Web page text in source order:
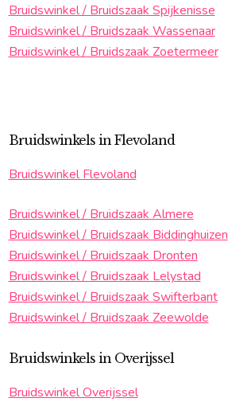
Bruidswinkel / Bruidszaak Spijkenisse
Bruidswinkel / Bruidszaak Wassenaar
Bruidswinkel / Bruidszaak Zoetermeer
Bruidswinkels in Flevoland
Bruidswinkel Flevoland
Bruidswinkel / Bruidszaak Almere
Bruidswinkel / Bruidszaak Biddinghuizen
Bruidswinkel / Bruidszaak Dronten
Bruidswinkel / Bruidszaak Lelystad
Bruidswinkel / Bruidszaak Swifterbant
Bruidswinkel / Bruidszaak Zeewolde
Bruidswinkels in Overijssel
Bruidswinkel Overijssel